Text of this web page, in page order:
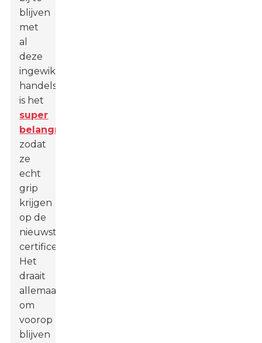
blijven
met
al
deze
ingewikkelde
handelsregels,
is het
super
belangrijk
zodat
ze
echt
grip
krijgen
op de
nieuwste
certificeringsprocessen.
Het
draait
allemaal
om
voorop
blijven